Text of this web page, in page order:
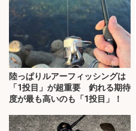
陸っぱりルアーフィッシングは
「1投目」が超重要 釣れる期待
度が最も高いのも「1投目」！